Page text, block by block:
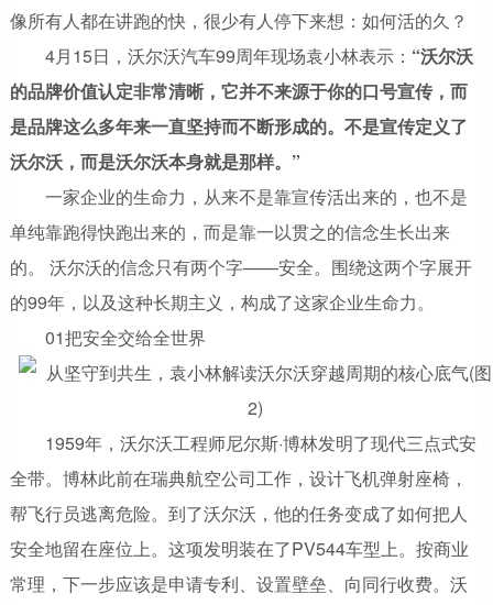
像所有人都在讲跑的快，很少有人停下来想：如何活的久？
4月15日，沃尔沃汽车99周年现场袁小林表示： “沃尔沃
的品牌价值认定非常清晰，它并不来源于你的口号宣传，而
是品牌这么多年来一直坚持而不断形成的。不是宣传定义了
沃尔沃，而是沃尔沃本身就是那样。”
一家企业的生命力，从来不是靠宣传活出来的，也不是
单纯靠跑得快跑出来的，而是靠一以贯之的信念生长出来
的。 沃尔沃的信念只有两个字——安全。围绕这两个字展开
的99年，以及这种长期主义，构成了这家企业生命力。
01把安全交给全世界
1959年，沃尔沃工程师尼尔斯·博林发明了现代三点式安
全带。博林此前在瑞典航空公司工作，设计飞机弹射座椅，
帮飞行员逃离危险。到了沃尔沃，他的任务变成了如何把人
安全地留在座位上。这项发明装在了PV544车型上。按商业
常理，下一步应该是申请专利、设置壁垒、向同行收费。沃